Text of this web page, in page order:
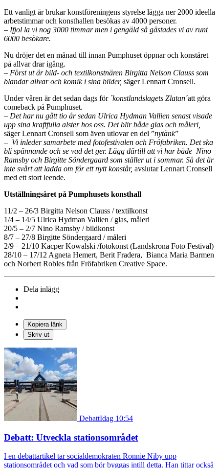
Ett vanligt år brukar konstföreningens styrelse lägga ner 2000 ideella
arbetstimmar och konsthallen besökas av 4000 personer.
– Ifjol la vi nog 3000 timmar men i gengäld så gästades vi av runt
6000 besökare.
Nu dröjer det en månad till innan Pumphuset öppnar och konståret
på allvar drar igång.
– Först ut är bild- och textilkonstnären Birgitta Nelson Clauss som
blandar allvar och komik i sina bilder, säger Lennart Cronsell.
Under våren är det sedan dags för ´konstlandslagets Zlatan´att göra
comeback på Pumphuset.
– Det har nu gått tio år sedan Ulrica Hydman Vallien senast visade
upp sina kraftfulla alster hos oss. Det blir både glas och måleri,
säger Lennart Cronsell som även utlovar en del ”nytänk”
– Vi inleder samarbete med fotofestivalen och Fröfabriken. Det ska
bli spännande och se vad det ger. Lägg därtill att vi har både Nino
Ramsby och Birgitte Söndergaard som ställer ut i sommar. Så det är
inte svårt att ladda om för ett nytt konstår, avslutar Lennart Cronsell
med ett stort leende.
Utställningsåret på Pumphusets konsthall
11/2 – 26/3 Birgitta Nelson Clauss / textilkonst
1/4 – 14/5 Ulrica Hydman Vallien / glas, måleri
20/5 – 2/7 Nino Ramsby / bildkonst
8/7 – 27/8 Birgitte Söndergaard / måleri
2/9 – 21/10 Kacper Kowalski /fotokonst (Landskrona Foto Festival)
28/10 – 17/12 Agneta Hemert, Berit Fradera, Bianca Maria Barmen
och Norbert Robles från Fröfabriken Creative Space.
Dela inlägg
Kopiera länk
Skriv ut
DebattIdag 10:54
Debatt: Utveckla stationsområdet
I en debattartikel tar socialdemokraten Ronnie Niby upp
stationsområdet och vad som bör byggas intill detta. Han tittar också